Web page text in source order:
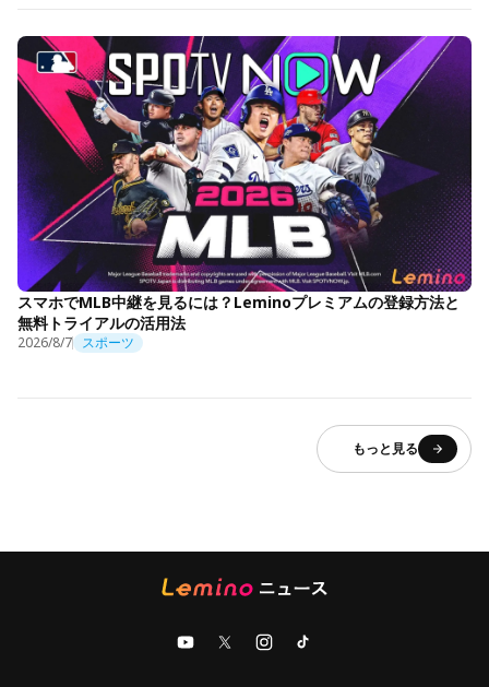
スマホでMLB中継を見るには？Leminoプレミアムの登録方法と
無料トライアルの活用法
2026/8/7 スポーツ
もっと見る